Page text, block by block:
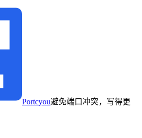
Portcyou避免端口冲突，写得更